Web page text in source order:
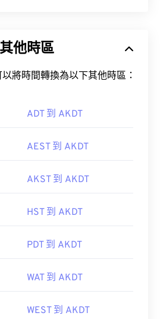
他時區
將時間轉換為以下其他時區：
ADT 到 AKDT
AEST 到 AKDT
AKST 到 AKDT
HST 到 AKDT
PDT 到 AKDT
WAT 到 AKDT
WEST 到 AKDT